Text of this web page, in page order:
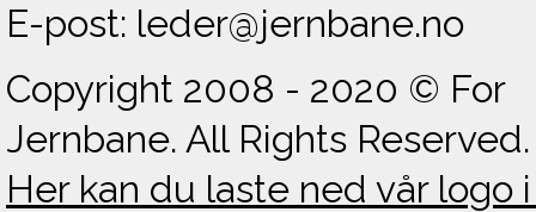
E-post: leder@jernbane.no
Copyright 2008 - 2020 © For
Jernbane. All Rights Reserved.
Her kan du laste ned vår logo